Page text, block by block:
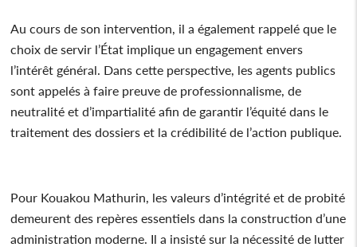
Au cours de son intervention, il a également rappelé que le
choix de servir l’État implique un engagement envers
l’intérêt général. Dans cette perspective, les agents publics
sont appelés à faire preuve de professionnalisme, de
neutralité et d’impartialité afin de garantir l’équité dans le
traitement des dossiers et la crédibilité de l’action publique.
Pour Kouakou Mathurin, les valeurs d’intégrité et de probité
demeurent des repères essentiels dans la construction d’une
administration moderne. Il a insisté sur la nécessité de lutter